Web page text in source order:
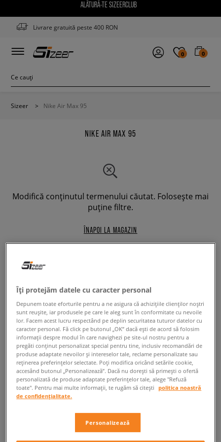
ALĂTURĂ-TE SIZEERCLUB
Livrare gratuită peste 400 RON
0 0
Sizeer > Nike Air Max 95
NIKE AIR MAX 95
Modifică conținutul termenului căutat. Folosește mai
puține filtre.
ÎNAPOI LA MAGAZIN
Nike Air Max 95
Esti in cautarea unor pantofi care sa te faca sa te simti din alta lume? Iti
place aspectul retro si ceea ce a fost odata la moda iti da fiori pe sira
spinarii? Daca te intereseaza calitatea oferita de branduri cunoscute,
sneakersNike Air Max 95sunt facuti pentru tine! Doresti sa-ti exprimi
stilul, vrei sa iesi in evidenta si, in acelasi timp, sa te bazezi pe solutii
legendare? Descopera modelul care s-a lansat in anul '95, iar astazi - la
fel ca la inceput - impresioneaza printr-un design modern si indraznet.
De neimaginat, dar totusi creat... pentru a asigura confortul la fiecare
pas. In sensul propriu al cuvantului. Intregul concept Air Max 95 respecta
spiritul de inovatie si estetica avangardista a vremii. Datorita acestor
recunoscut si iconice modele din istoria brandului
este familiarizata cu amortizarea cu aer, cu partea superioara
Îți protejăm datele cu caracter personal
Depunem toate eforturile pentru a ne asigura că achizițiile clienților noștri
sunt reușite, iar produsele pe care le aleg sunt în conformitate cu nevoile
lor. Facem acest lucru respectând pe deplin securitatea tuturor datelor cu
caracter personal. Fă click pe butonul „OK” dacă ești de acord să folosim
informații despre modul în care navighezi pe site-ul nostru pentru a
pregăti conținut personalizat special pentru tine, inclusiv recomandări de
produse adaptate nevoilor și intereselor tale, reclame personalizate sau
reținerea preferințelor selectate. Poți modifica oricând setările cookie,
accesând butonul „Personalizează”. Dacă nu dorești să primești o ofertă
personalizată de produse adaptate preferințelor tale, alege "Refuză
toate". Pentru mai multe informații, te rugăm să citești
politica noastră
de confidențialitate.
Personalizează